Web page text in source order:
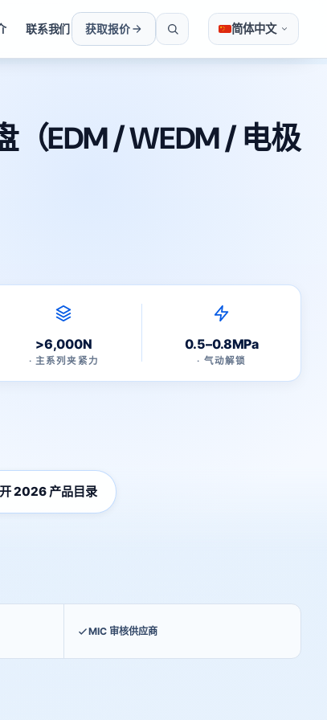
联系我们 获取报价 简体中文
（EDM / WEDM / 电极
>6,000N
· 主系列夹紧力
0.5–0.8MPa
· 气动解锁
2026 产品目录
MIC 审核供应商